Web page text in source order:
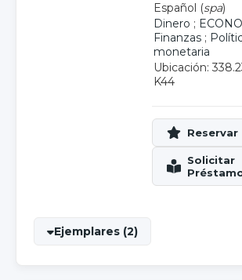
Español (spa)
Dinero ;
Finanzas ;
monetaria
Ubicación:
K44
Ejemplares (2)